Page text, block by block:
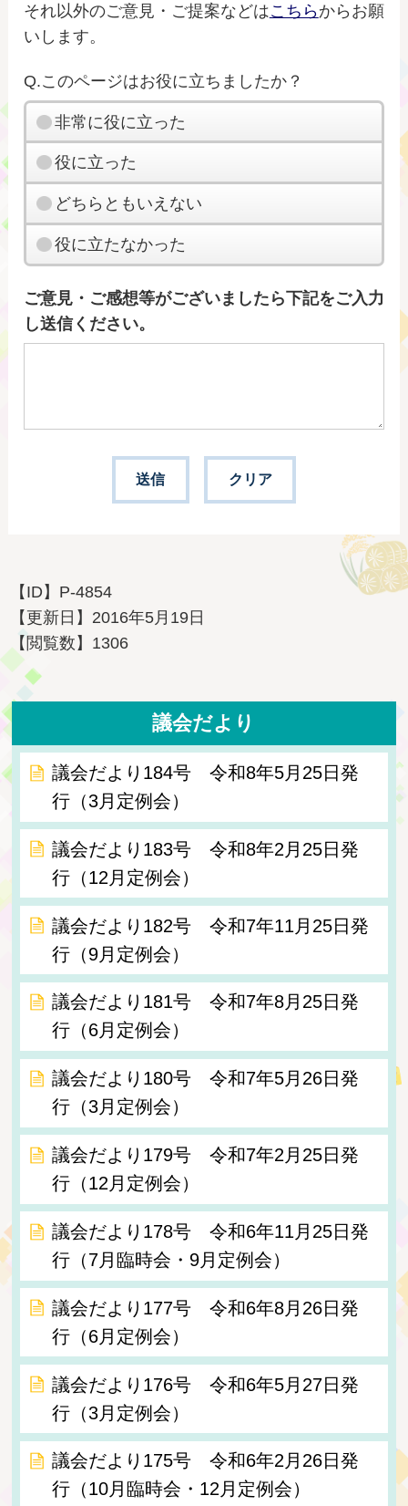
それ以外のご意見・ご提案などはこちらからお願
いします。
Q.このページはお役に立ちましたか？
非常に役に立った
役に立った
どちらともいえない
役に立たなかった
ご意見・ご感想等がございましたら下記をご入力
し送信ください。
【ID】 P-4854
【更新日】 2016年5月19日
【閲覧数】 1306
議会だより
議会だより184号 令和8年5月25日発
行（3月定例会）
議会だより183号 令和8年2月25日発
行（12月定例会）
議会だより182号 令和7年11月25日発
行（9月定例会）
議会だより181号 令和7年8月25日発
行（6月定例会）
議会だより180号 令和7年5月26日発
行（3月定例会）
議会だより179号 令和7年2月25日発
行（12月定例会）
議会だより178号 令和6年11月25日発
行（7月臨時会・9月定例会）
議会だより177号 令和6年8月26日発
行（6月定例会）
議会だより176号 令和6年5月27日発
行（3月定例会）
議会だより175号 令和6年2月26日発
行（10月臨時会・12月定例会）